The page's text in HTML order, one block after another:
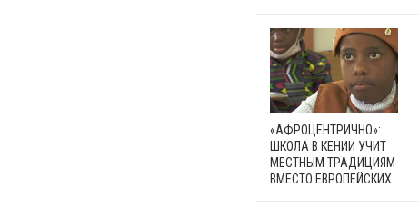
«АФРОЦЕНТРИЧНО»:
ШКОЛА В КЕНИИ УЧИТ
МЕСТНЫМ ТРАДИЦИЯМ
ВМЕСТО ЕВРОПЕЙСКИХ